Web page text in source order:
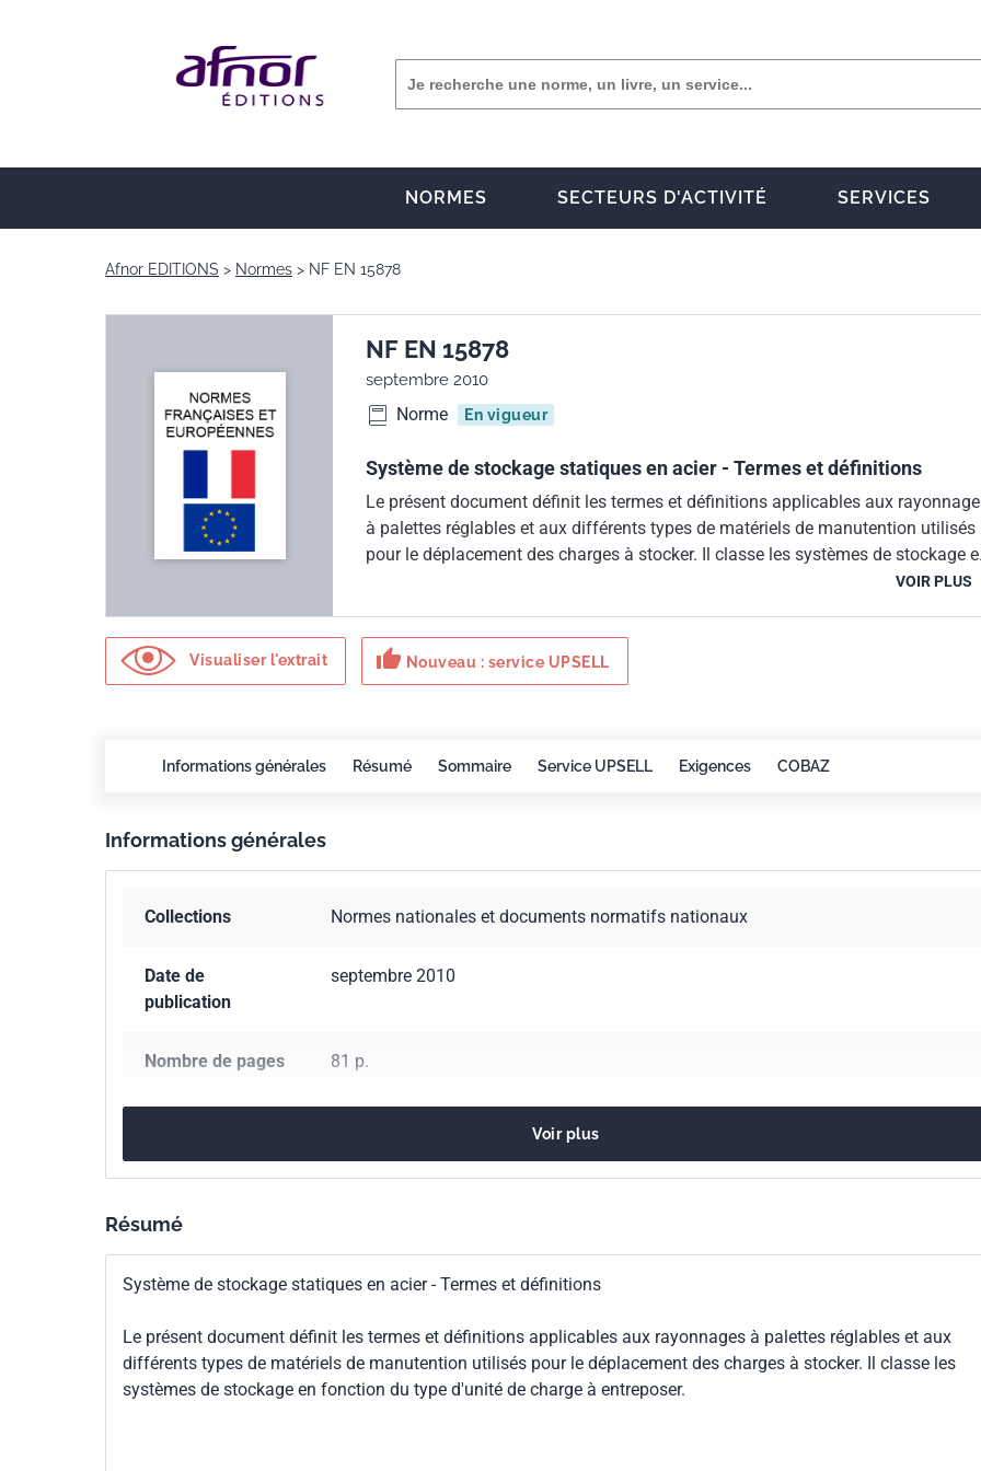
NORMES SECTEURS D'ACTIVITÉ SERVICES
Afnor EDITIONS Normes NF EN 15878
NF EN 15878
septembre 2010
Norme En vigueur
Système de stockage statiques en acier - Termes et définitions
Le présent document définit les termes et définitions applicables aux
à palettes réglables et aux différents types de matériels de manutention utilisés
pour le déplacement des charges à stocker. Il classe les systèmes de stockage
VOIR PLUS
Visualiser l'extrait thumb_up Nouveau : service UPSELL
Informations générales Résumé Sommaire Service UPSELL Exigences COBAZ
Informations générales
Collections Normes nationales et documents normatifs nationaux
Date de
publication
septembre 2010
Nombre de pages 81 p.
Codes ICS 01.040.53Matériel de manutention des matériaux (Vocabulaires)
classement
Numéro de tirage
Voir plus
Résumé
Système de stockage statiques en acier - Termes et définitions
Le présent document définit les termes et définitions applicables aux rayonnages à palettes réglables et aux
différents types de matériels de manutention utilisés pour le déplacement des charges à stocker. Il classe les
systèmes de stockage en fonction du type d'unité de charge à entreposer.